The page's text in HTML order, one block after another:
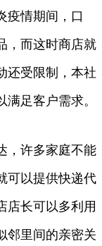
疫情期间，口
，而这时商店就
还受限制，本社
足客户需求。
，许多家庭不能
可以提供快递代
店长可以多利用
邻里间的亲密关